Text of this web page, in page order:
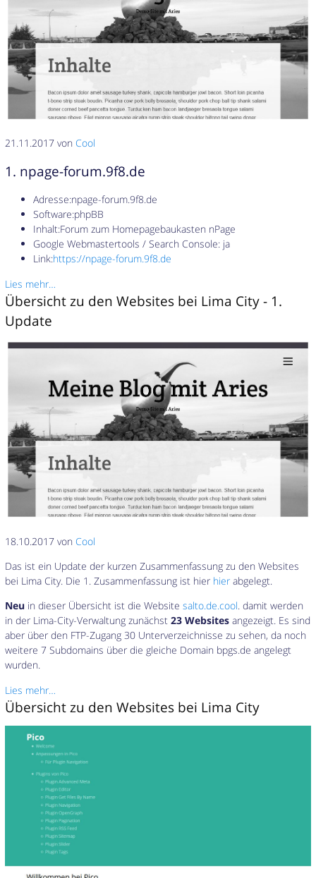
21.11.2017 vonCool
1. npage-forum.9f8.de
Adresse:npage-forum.9f8.de
Software:phpBB
Inhalt:Forum zum Homepagebaukasten nPage
Google Webmastertools / Search Console: ja
Link:https://npage-forum.9f8.de
Lies mehr…
Übersicht zu den Websites bei Lima City - 1.
Update
18.10.2017 vonCool
Das ist ein Update der kurzen Zusammenfassung zu den Websites
bei Lima City. Die 1. Zusammenfassung ist hier hier abgelegt.
Neu in dieser Übersicht ist die Websitesalto.de.cool. damit werden
in der Lima-City-Verwaltung zunächst23 Websites angezeigt. Es sind
aber über den FTP-Zugang 30 Unterverzeichnisse zu sehen, da noch
weitere 7 Subdomains über die gleiche Domain bpgs.de angelegt
wurden.
Lies mehr…
Übersicht zu den Websites bei Lima City